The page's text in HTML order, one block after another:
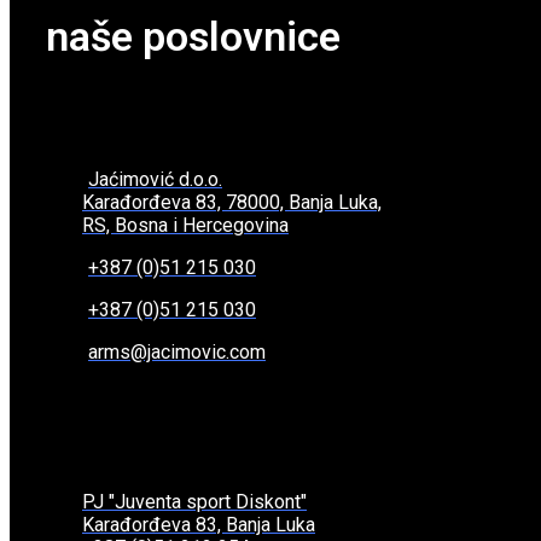
naše poslovnice
Jaćimović d.o.o.
Karađorđeva 83, 78000, Banja Luka,
RS, Bosna i Hercegovina
+387 (0)51 215 030
+387 (0)51 215 030
arms@jacimovic.com
PJ "Juventa sport Diskont"
Karađorđeva 83, Banja Luka